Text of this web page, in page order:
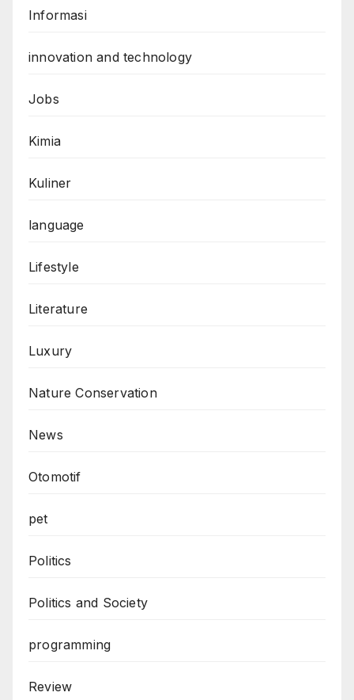
Informasi
innovation and technology
Jobs
Kimia
Kuliner
language
Lifestyle
Literature
Luxury
Nature Conservation
News
Otomotif
pet
Politics
Politics and Society
programming
Review